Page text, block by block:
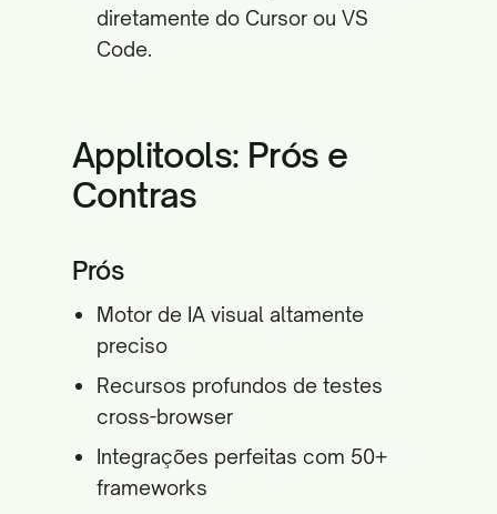
diretamente do Cursor ou VS
Code.
Applitools: Prós e
Contras
Prós
Motor de IA visual altamente
preciso
Recursos profundos de testes
cross-browser
Integrações perfeitas com 50+
frameworks